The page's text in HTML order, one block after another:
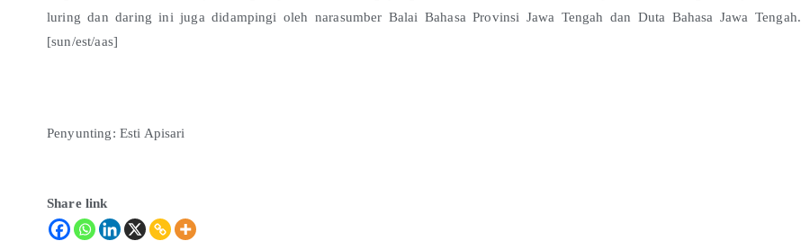
luring dan daring ini juga didampingi oleh narasumber Balai Bahasa Provinsi Jawa Tengah dan Duta Bahasa Jawa Tengah.
[sun/est/aas]
Penyunting: Esti Apisari
Share link